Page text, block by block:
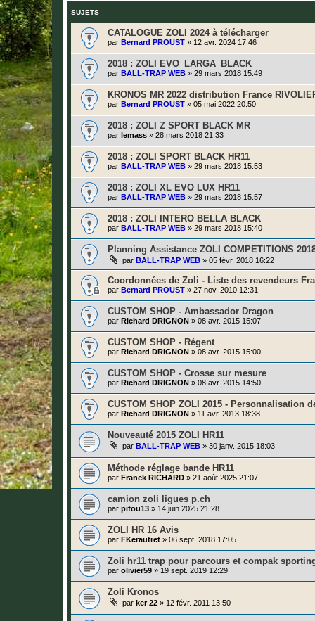
SUJETS
CATALOGUE ZOLI 2024 à télécharger
par Bernard PROUST » 12 avr. 2024 17:46
2018 : ZOLI EVO_LARGA_BLACK
par BALL-TRAP WEB » 29 mars 2018 15:49
KRONOS MR 2022 distribution France
par Bernard PROUST » 05 mai 2022 20:50
2018 : ZOLI Z SPORT BLACK MR
par lemass » 28 mars 2018 21:33
2018 : ZOLI SPORT BLACK HR11
par BALL-TRAP WEB » 29 mars 2018 15:53
2018 : ZOLI XL EVO LUX HR11
par BALL-TRAP WEB » 29 mars 2018 15:57
2018 : ZOLI INTERO BELLA BLACK
par BALL-TRAP WEB » 29 mars 2018 15:40
Planning Assistance ZOLI COMPETITIONS
par BALL-TRAP WEB » 05 févr. 2018 16:22
Coordonnées de Zoli - Liste des revendeurs
par Bernard PROUST » 27 nov. 2010 12:31
CUSTOM SHOP - Ambassador Dragon
par Richard DRIGNON » 08 avr. 2015 15:07
CUSTOM SHOP - Régent
par Richard DRIGNON » 08 avr. 2015 15:00
CUSTOM SHOP - Crosse sur mesure
par Richard DRIGNON » 08 avr. 2015 14:50
CUSTOM SHOP ZOLI 2015 - Personnalisation
par Richard DRIGNON » 11 avr. 2013 18:38
Nouveauté 2015 ZOLI HR11
par BALL-TRAP WEB » 30 janv. 2015 18:03
Méthode réglage bande HR11
par Franck RICHARD » 21 août 2025 21:07
camion zoli ligues p.ch
par pifou13 » 14 juin 2025 21:28
ZOLI HR 16 Avis
par FKerautret » 06 sept. 2018 17:05
Zoli hr11 trap pour parcours et compak
par olivier59 » 19 sept. 2019 12:29
Zoli Kronos
par ker 22 » 12 févr. 2011 13:50